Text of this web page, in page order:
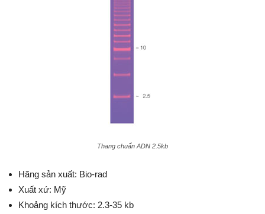
Thang chuẩn ADN 2.5kb
Hãng sản xuất: Bio-rad
Xuất xứ: Mỹ
Khoảng kích thước: 2.3-35 kb